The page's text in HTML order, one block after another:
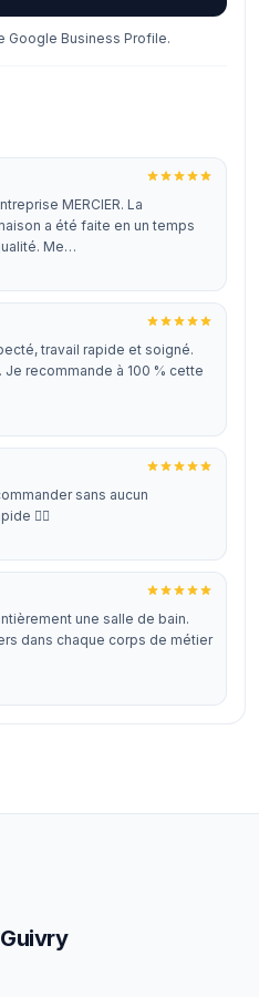
Google Business Profile.
MERCIER. La
a été faite en un temps
Me…
travail rapide et soigné.
recommande à 100 % cette
sans aucun
👍🏻
une salle de bain.
dans chaque corps de métier